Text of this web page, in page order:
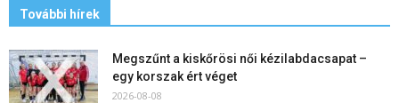
További hírek
Megszűnt a kiskőrösi női kézilabdacsapat –
egy korszak ért véget
2026-08-08